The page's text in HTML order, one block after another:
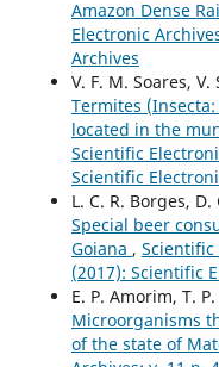
Amazon Dense
Electronic
Archives
V. F. M. Soares, V.
Termites
located in the
Scientific
Scientific
L. C. R. Borges,
Special beer
Goiana , Scientific
(2017): Scientific
E. P. Amorim, T.
Microorganisms
of the state of